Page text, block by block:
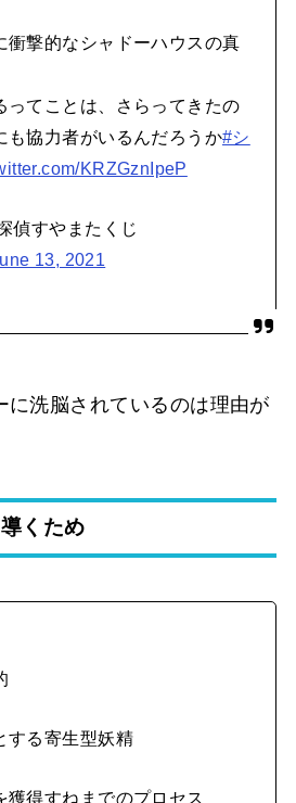
衝撃的なシャドーハウスの真
ってことは、さらってきたの
も協力者がいるんだろうか#シ
KRZGznIpeP
偵すやまたくじ
13, 2021
に洗脳されているのは理由が
くため
る寄生型妖精
得すねまでのプロセス